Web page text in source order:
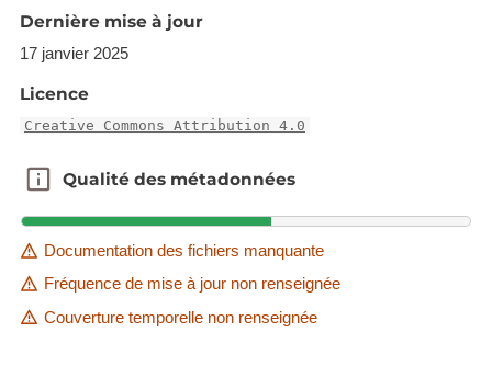
Dernière mise à jour
17 janvier 2025
Licence
Creative Commons Attribution 4.0
Qualité des métadonnées
Qualité des métadonnées
Documentation des fichiers manquante
Fréquence de mise à jour non renseignée
Couverture temporelle non renseignée